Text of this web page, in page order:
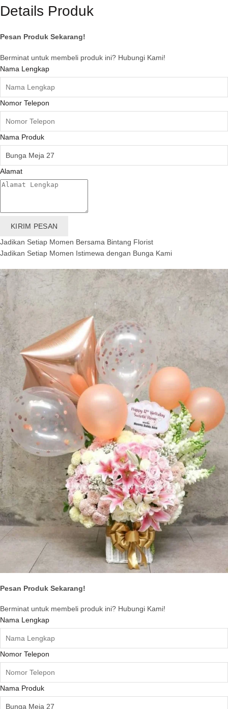
Details Produk
Pesan Produk Sekarang!
Berminat untuk membeli produk ini? Hubungi Kami!
Nama Lengkap
Nomor Telepon
Nama Produk
Alamat
KIRIM PESAN
Jadikan Setiap Momen Bersama Bintang Florist
Jadikan Setiap Momen Istimewa dengan Bunga Kami
Pesan Produk Sekarang!
Berminat untuk membeli produk ini? Hubungi Kami!
Nama Lengkap
Nomor Telepon
Nama Produk